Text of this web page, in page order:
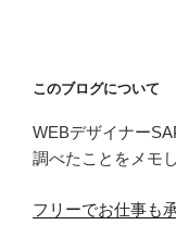
このブログについて
WEBデザイナー
調べたことをメモ
フリーでお仕事も